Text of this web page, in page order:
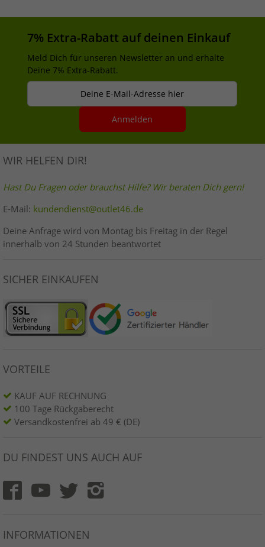
7% Extra-Rabatt auf deinen Einkauf
Meld Dich für unseren Newsletter an und erhalte
Deine 7% Extra-Rabatt.
Deine E-Mail-Adresse hier
Anmelden
WIR HELFEN DIR!
Hast Du Fragen oder brauchst Hilfe? Wir beraten Dich gern!
E-Mail: kundendienst@outlet46.de
Deine Anfrage wird von Montag bis Freitag in der Regel
innerhalb von 24 Stunden beantwortet
SICHER EINKAUFEN
VORTEILE
KAUF AUF RECHNUNG
100 Tage Rückgaberecht
Versandkostenfrei ab 49 € (DE)
DU FINDEST UNS AUCH AUF
INFORMATIONEN